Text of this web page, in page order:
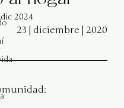
dic 2024
23 | diciembre | 2020